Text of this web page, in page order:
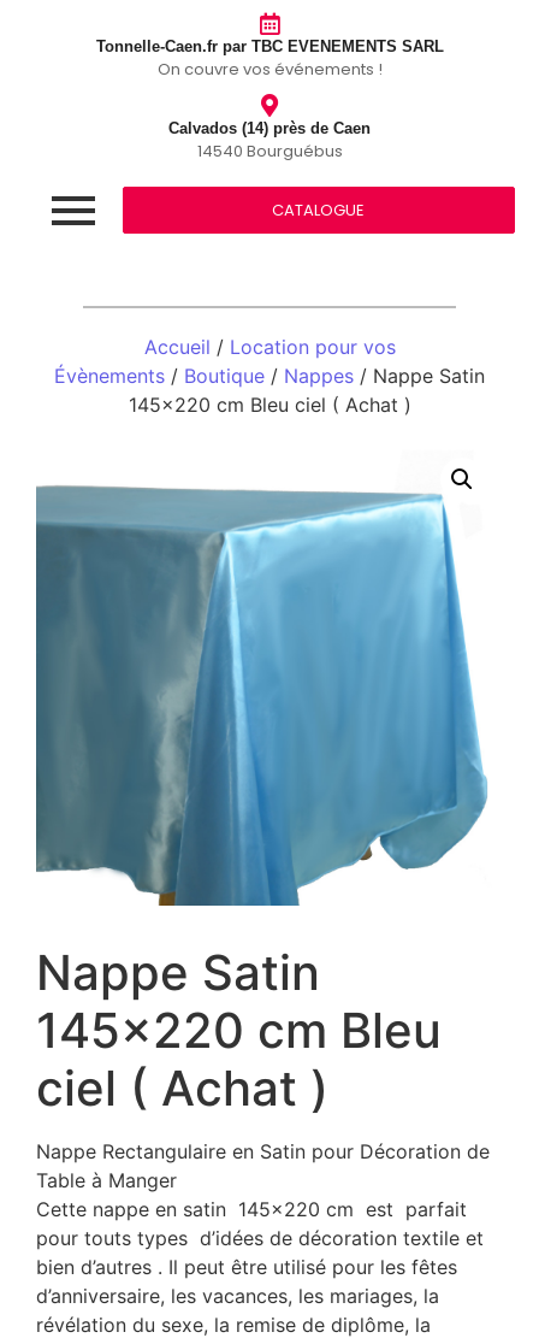
Tonnelle-Caen.fr par TBC EVENEMENTS SARL
On couvre vos événements !
Calvados (14) près de Caen
14540 Bourguébus
CATALOGUE
Accueil / Location pour vos
Évènements / Boutique / Nappes / Nappe Satin
145×220 cm Bleu ciel ( Achat )
Nappe Satin
145×220 cm Bleu
ciel ( Achat )
Nappe Rectangulaire en Satin pour Décoration de
Table à Manger
Cette nappe en satin 145×220 cm est parfait
pour touts types d’idées de décoration textile et
bien d’autres . Il peut être utilisé pour les fêtes
d’anniversaire, les vacances, les mariages, la
révélation du sexe, la remise de diplôme, la